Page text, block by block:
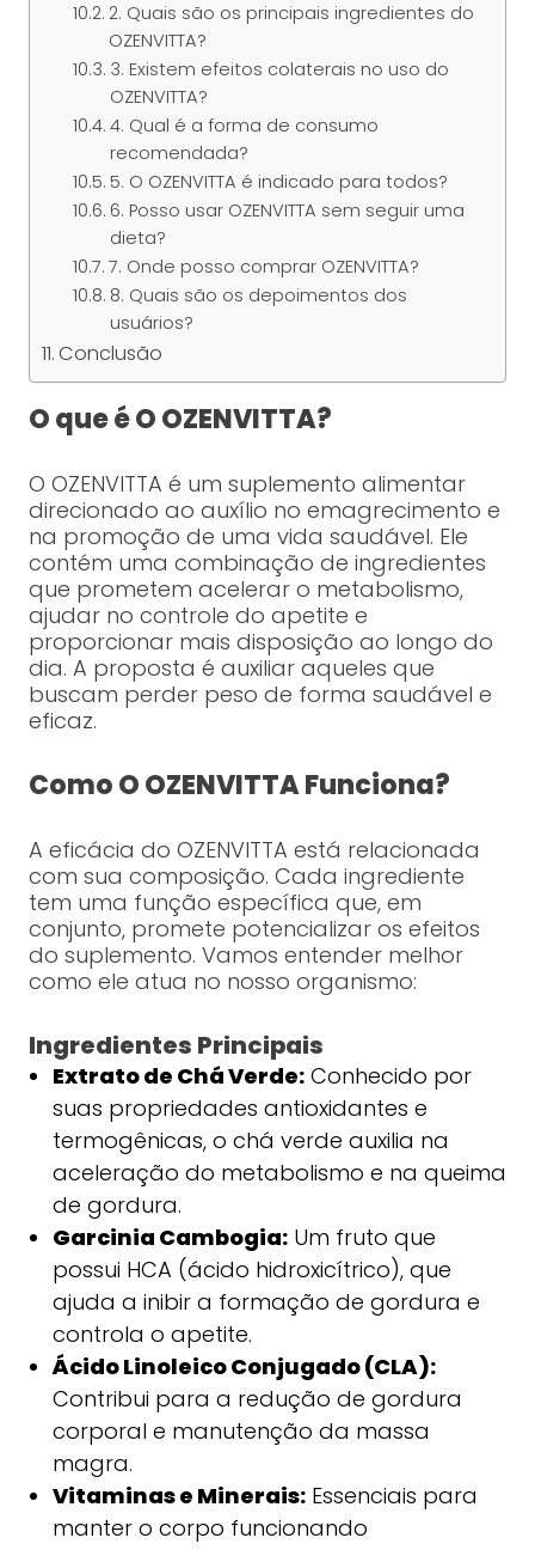
2. Quais são os principais ingredientes do
OZENVITTA?
3. Existem efeitos colaterais no uso do
OZENVITTA?
4. Qual é a forma de consumo
recomendada?
5. O OZENVITTA é indicado para todos?
6. Posso usar OZENVITTA sem seguir uma
dieta?
7. Onde posso comprar OZENVITTA?
8. Quais são os depoimentos dos
usuários?
Conclusão
O que é O OZENVITTA?
O OZENVITTA é um suplemento alimentar
direcionado ao auxílio no emagrecimento e
na promoção de uma vida saudável. Ele
contém uma combinação de ingredientes
que prometem acelerar o metabolismo,
ajudar no controle do apetite e
proporcionar mais disposição ao longo do
dia. A proposta é auxiliar aqueles que
buscam perder peso de forma saudável e
eficaz.
Como O OZENVITTA Funciona?
A eficácia do OZENVITTA está relacionada
com sua composição. Cada ingrediente
tem uma função específica que, em
conjunto, promete potencializar os efeitos
do suplemento. Vamos entender melhor
como ele atua no nosso organismo:
Ingredientes Principais
Extrato de Chá Verde:Conhecido por
suas propriedades antioxidantes e
termogênicas, o chá verde auxilia na
aceleração do metabolismo e na queima
de gordura.
Garcinia Cambogia:Um fruto que
possui HCA (ácido hidroxicítrico), que
ajuda a inibir a formação de gordura e
controla o apetite.
Ácido Linoleico Conjugado (CLA):
Contribui para a redução de gordura
corporal e manutenção da massa
magra.
Vitaminas e Minerais:Essenciais para
manter o corpo funcionando